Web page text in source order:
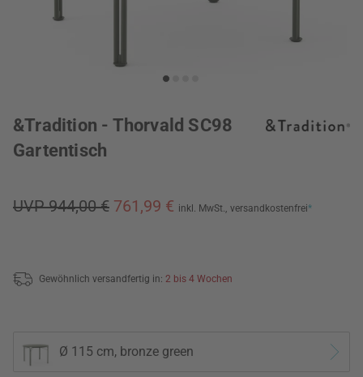
&Tradition - Thorvald SC98
Gartentisch
UVP 944,00 € 761,99 € inkl. MwSt., versandkostenfrei*
Gewöhnlich versandfertig in: 2 bis 4 Wochen
Ø 115 cm, bronze green